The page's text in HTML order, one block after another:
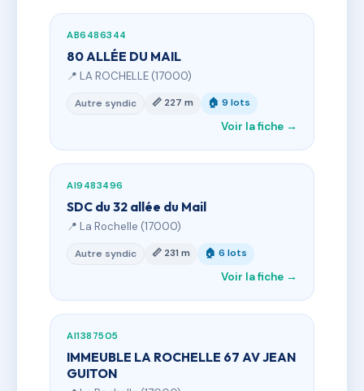
AB6486344
80 ALLÉE DU MAIL
📍 LA ROCHELLE (17000)
Autre syndic 📏 227 m 🏠 9 lots
Voir la fiche →
AI9483496
SDC du 32 allée du Mail
📍 La Rochelle (17000)
Autre syndic 📏 231 m 🏠 6 lots
Voir la fiche →
AI1387505
IMMEUBLE LA ROCHELLE 67 AV JEAN
GUITON